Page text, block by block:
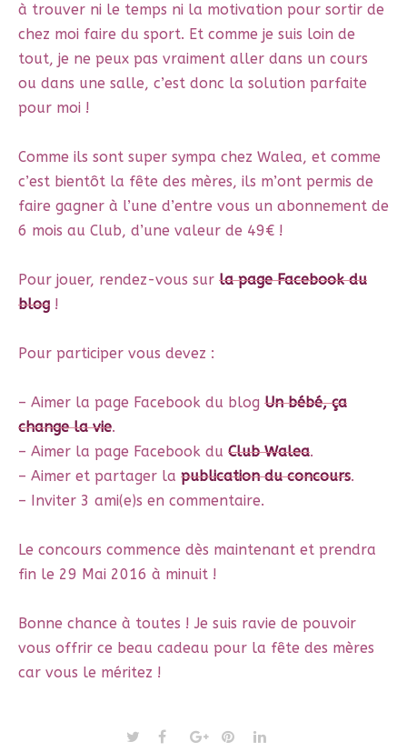
à trouver ni le temps ni la motivation pour sortir de
chez moi faire du sport. Et comme je suis loin de
tout, je ne peux pas vraiment aller dans un cours
ou dans une salle, c’est donc la solution parfaite
pour moi !
Comme ils sont super sympa chez Walea, et comme
c’est bientôt la fête des mères, ils m’ont permis de
faire gagner à l’une d’entre vous un abonnement de
6 mois au Club, d’une valeur de 49€ !
Pour jouer, rendez-vous sur la page Facebook du
blog !
Pour participer vous devez :
– Aimer la page Facebook du blog Un bébé, ça
change la vie.
– Aimer la page Facebook du Club Walea.
– Aimer et partager la publication du concours.
– Inviter 3 ami(e)s en commentaire.
Le concours commence dès maintenant et prendra
fin le 29 Mai 2016 à minuit !
Bonne chance à toutes ! Je suis ravie de pouvoir
vous offrir ce beau cadeau pour la fête des mères
car vous le méritez !